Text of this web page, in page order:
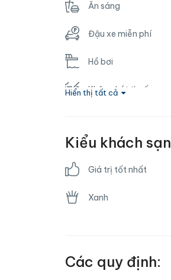
Ăn sáng
Đậu xe miễn phí
Hồ bơi
Không hút thuốc
Trung tâm thể hình
Hiển thị tất cả
Kiểu khách sạn
Giá trị tốt nhất
Xanh
Các quy định: